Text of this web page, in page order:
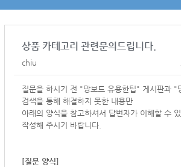
상품 카테고리 관련문의드립니다.
chiu
질문을 하시기 전 "망보드 유용한팁" 게시판과 "
검색을 통해 해결하지 못한 내용만
아래의 양식을 참고하셔서 답변자가 이해할 수
작성해 주시기 바랍니다.
[질문 양식]